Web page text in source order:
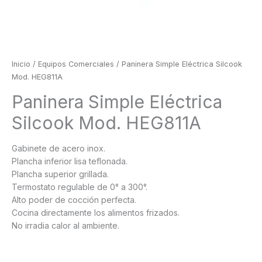
Inicio / Equipos Comerciales / Paninera Simple Eléctrica Silcook
Mod. HEG811A
Paninera Simple Eléctrica
Silcook Mod. HEG811A
Gabinete de acero inox.
Plancha inferior lisa teflonada.
Plancha superior grillada.
Termostato regulable de 0° a 300°.
Alto poder de cocción perfecta.
Cocina directamente los alimentos frizados.
No irradia calor al ambiente.